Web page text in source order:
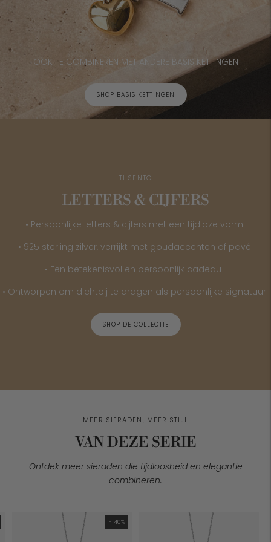
OOK TE COMBINEREN MET ANDERE BASIS KETTINGEN
SHOP BASIS KETTINGEN
TI SENTO
LETTERS & CIJFERS
• Persoonlijke letters & cijfers met een tijdloze vorm
• 925 sterling zilver, verrijkt met goudaccenten of pavé
• Een betekenisvol en persoonlijk cadeau
• Ontworpen om dichtbij te dragen als persoonlijke signatuur
SHOP DE COLLECTIE
MEER SIERADEN, MEER STIJL
VAN DEZE SERIE
Ontdek meer sieraden die tijdloosheid en elegantie
combineren.
- 40%